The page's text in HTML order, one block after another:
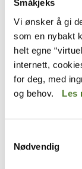
Småkjeks
Vi ønsker å gi
som en nybakt
helt egne
internett,
for deg, med
og behov. Les
Nødvendig
Har dere ledige
med Kaptein
på nett?
Hva er
Hva er